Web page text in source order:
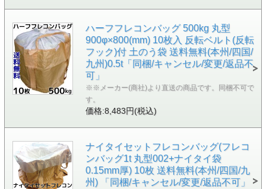
ハーフフレコンバッグ 500kg 丸型
900φ×800(mm) 10枚入 反転ベルト(反転
フック)付 土のう袋 送料無料(本州/四国/
九州)0.5t「同梱/キャンセル/変更/返品不
可」
※※メーカー(商社)より直送の商品です。同梱不可で
す。
価格:8,483円(税込)
ナイタイセットフレコンバッグ(フレコ
ンバッグ1t 丸型002+ナイタイ袋
0.15mm厚) 10枚 送料無料(本州/四国/九
州) 「同梱/キャンセル/変更/返品不可」